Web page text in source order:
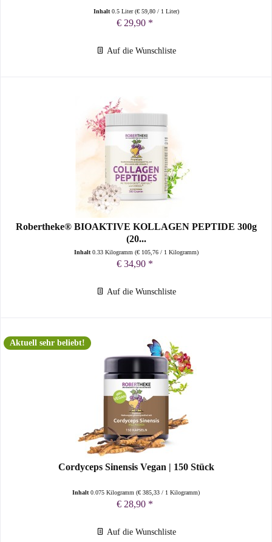
Inhalt0.5 Liter(€ 59,80/ 1 Liter)
€ 29,90 *
Auf die Wunschliste
Robertheke® BIOAKTIVE KOLLAGEN PEPTIDE 300g
(20...
Inhalt 0.33 Kilogramm (€ 105,76/ 1 Kilogramm)
€ 34,90 *
Auf die Wunschliste
Aktuell sehr beliebt!
Cordyceps Sinensis Vegan | 150 Stück
Inhalt0.075 Kilogramm(€ 385,33 / 1 Kilogramm)
€ 28,90 *
Auf die Wunschliste